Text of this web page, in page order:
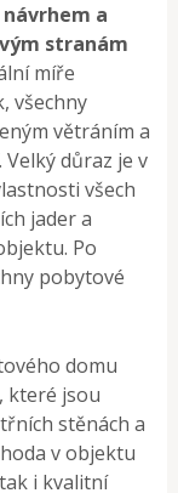
a
stranám
míře
všechny
větráním a
důraz je v
všech
jader a
Po
pobytové
domu
které jsou
stěnách a
v objektu
i kvalitní